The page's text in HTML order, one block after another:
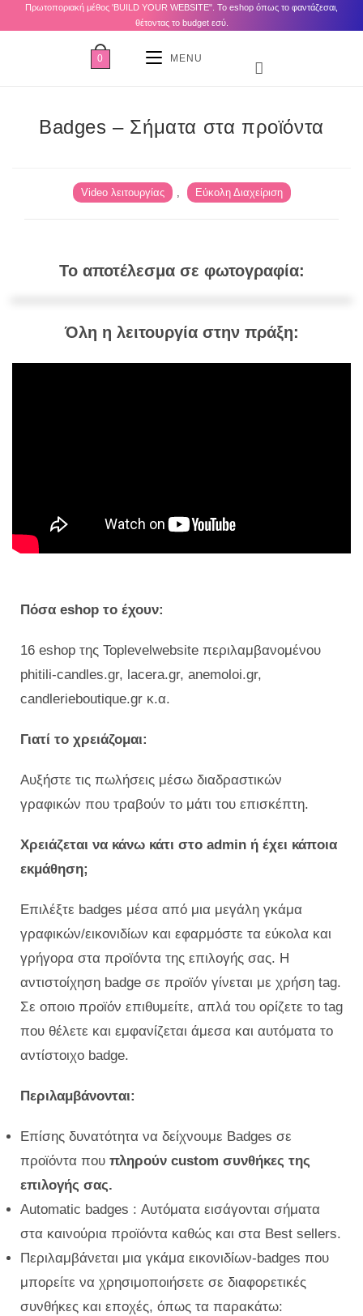
Πρωτοποριακή μέθος 'BUILD YOUR WEBSITE". Το eshop όπως το φαντάζεσαι,
θέτοντας το budget εσύ.
0 MENU
Badges – Σήματα στα προϊόντα
Video λειτουργίας , Εύκολη Διαχείριση
Το αποτέλεσμα σε φωτογραφία:
Όλη η λειτουργία στην πράξη:
Πόσα eshop το έχουν:
16 eshop της Toplevelwebsite περιλαμβανομένου
phitili-candles.gr, lacera.gr, anemoloi.gr,
candlerieboutique.gr κ.α.
Γιατί το χρειάζομαι:
Αυξήστε τις πωλήσεις μέσω διαδραστικών
γραφικών που τραβούν το μάτι του επισκέπτη.
Χρειάζεται να κάνω κάτι στο admin ή έχει κάποια
εκμάθηση;
Επιλέξτε badges μέσα από μια μεγάλη γκάμα
γραφικών/εικονιδίων και εφαρμόστε τα εύκολα και
γρήγορα στα προϊόντα της επιλογής σας. Η
αντιστοίχηση badge σε προϊόν γίνεται με χρήση tag.
Σε οποιο προϊόν επιθυμείτε, απλά του ορίζετε το tag
που θέλετε και εμφανίζεται άμεσα και αυτόματα το
αντίστοιχο badge.
Περιλαμβάνονται:
Επίσης δυνατότητα να δείχνουμε Badges σε
προϊόντα που πληρούν custom συνθήκες της
επιλογής σας.
Automatic badges : Αυτόματα εισάγονται σήματα
στα καινούρια προϊόντα καθώς και στα Best sellers.
Περιλαμβάνεται μια γκάμα εικονιδίων-badges που
μπορείτε να χρησιμοποιήσετε σε διαφορετικές
συνθήκες και εποχές, όπως τα παρακάτω: